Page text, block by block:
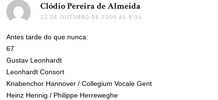
Clódio Pereira de Almeida
22 DE OUTUBRO DE 2009 ÀS 8:31
Antes tarde do que nunca:
67
Gustav Leonhardt
Leonhardt Consort
Knabenchor Hannover / Collegium Vocale Gent
Heinz Hennig / Philippe Herreweghe